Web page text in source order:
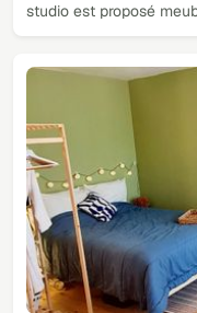
studio est proposé